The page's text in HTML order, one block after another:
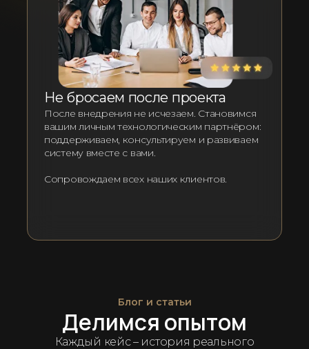
Не бросаем после проекта
После внедрения не исчезаем. Становимся
вашим личным технологическим партнёром:
поддерживаем, консультируем и развиваем
систему вместе с вами.
Сопровождаем всех наших клиентов.
Блог и статьи
Делимся опытом
Каждый кейс – история реального